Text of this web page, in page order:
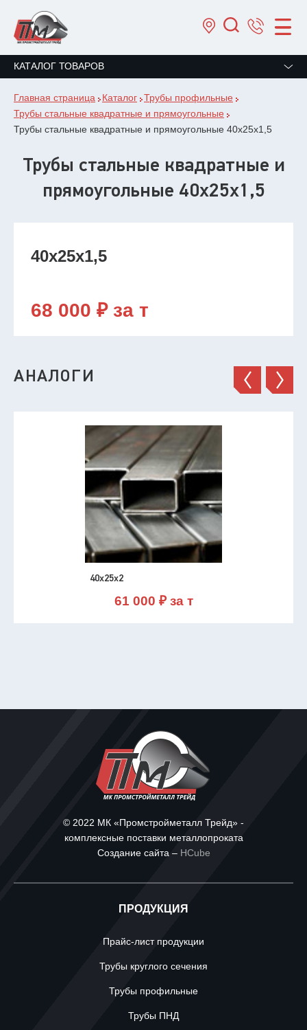
КАТАЛОГ ТОВАРОВ
Главная страница Каталог
Трубы профильные
Трубы стальные квадратные и прямоугольные
Трубы стальные квадратные и прямоугольные 40х25х1,5
Трубы стальные квадратные и
прямоугольные 40х25х1,5
40х25х1,5
68 000 ₽ за т
АНАЛОГИ
40х25х2
61 000 ₽ за т
© 2022 МК «Промстройметалл Трейд» -
комплексные поставки металлопроката
Создание сайта – HCube
ПРОДУКЦИЯ
Прайс-лист продукции
Трубы круглого сечения
Трубы профильные
Трубы ПНД